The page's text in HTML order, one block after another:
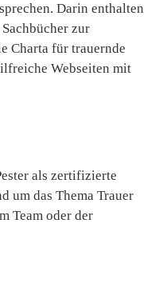
Darin enthalten
zur
Charta für trauernde
Webseiten mit
als zertifizierte
um das Thema Trauer
Team oder der